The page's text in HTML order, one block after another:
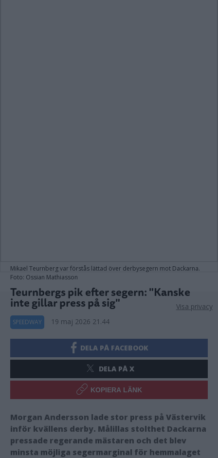
Mikael Teurnberg var förstås lättad över derbysegern mot Dackarna.
Foto: Ossian Mathiasson
Teurnbergs pik efter segern: "Kanske
inte gillar press på sig"
SPEEDWAY 19 maj 2026 21.44
DELA PÅ FACEBOOK
DELA PÅ X
KOPIERA LÄNK
Morgan Andersson lade stor press på Västervik
inför kvällens derby. Målillas stolthet Dackarna
pressade regerande mästaren och det blev
minsta möjliga segermarginal för hemmalaget
Visa privacy